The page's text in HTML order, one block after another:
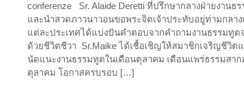
conferenze Sr. Alaide Deretti ที่ปรึกษากลางฝ่ายงาน
และนำสวดภาวนาวอนขอพระจิตเจ้าประทับอยู่ท่ามกลา
แต่ละประเทศได้แบ่งปันคำตอบจากคำถามงานธรรมทูต
ด้วยชีวิตชีวา Sr.Maike ได้เชื้อเชิญให้สมาชิกเจริญชีวิ
นัดแนะงานธรรมทูตในเดือนตุลาคม เดือนแพร่ธรรมสาก
ตุลาคม โอกาสครบรอบ […]